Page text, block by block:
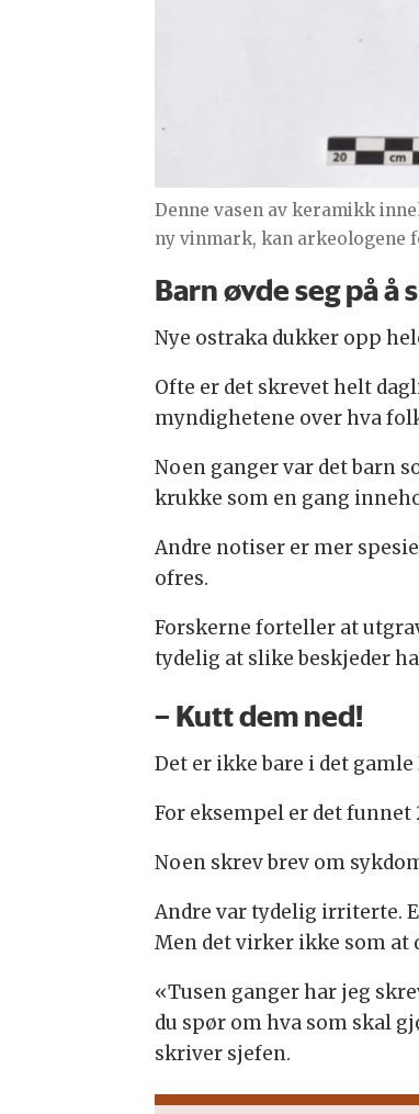
Denne vasen av keramikk
ny vinmark, kan arkeologene
Barn øvde seg på
Nye ostraka dukker opp
Ofte er det skrevet helt
myndighetene over hva
Noen ganger var det barn
krukke som en gang
Andre notiser er mer
ofres.
Forskerne forteller at
tydelig at slike beskjeder
– Kutt dem ned!
Det er ikke bare i det
For eksempel er det
Noen skrev brev om
Andre var tydelig irriterte.
Men det virker ikke som at
«Tusen ganger har jeg
du spør om hva som skal
skriver sjefen.